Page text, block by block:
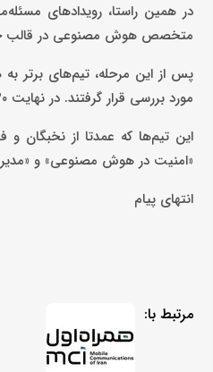
در همین راستا، رویدادهای
متخصص هوش مصنوعی در قالب حدود ۳۰۰ تیم در آن‌ها
مورد بررسی قرار گرفتند. در نهایت ۳۰ نفر در قالب ۶ تیم برای حضور در نخستین دوره شتاب‌دهی مرکز تحقیق و نوآوری همراه اول انتخاب شدند.
این تیم‌ها که عمدتا از نخبگان
«امنیت در هوش مصنوعی» و
انتهای پیام
مرتبط با: